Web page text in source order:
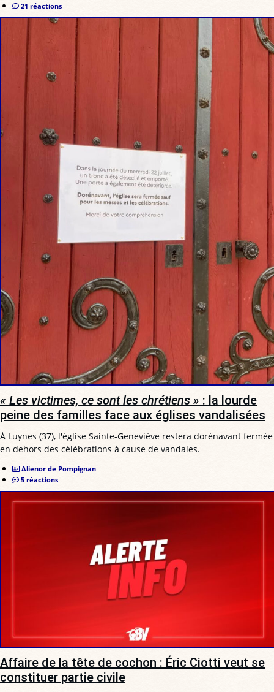
21 réactions
« Les victimes, ce sont les chrétiens » : la lourde
peine des familles face aux églises vandalisées
À Luynes (37), l'église Sainte-Geneviève restera dorénavant fermée
en dehors des célébrations à cause de vandales.
Alienor de Pompignan
5 réactions
Affaire de la tête de cochon : Éric Ciotti veut se
constituer partie civile